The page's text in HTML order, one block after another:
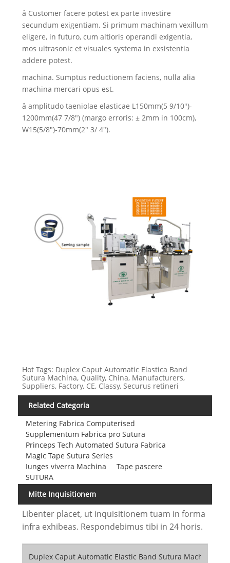
â Customer facere potest ex parte investire
secundum exigentiam. Si primum machinam vexillum
eligere, in futuro, cum altioris operandi exigentia,
mos ultrasonic et visuales systema in exsistentia
addere potest.
machina. Sumptus reductionem faciens, nulla alia
machina mercari opus est.
â amplitudo taeniolae elasticae L150mm(5 9/10")-
1200mm(47 7/8") (margo erroris: ± 2mm in 100cm),
W15(5/8")-70mm(2" 3/ 4").
Hot Tags: Duplex Caput Automatic Elastica Band
Sutura Machina, Quality, China, Manufacturers,
Suppliers, Factory, CE, Classy, ​​Securus retineri
Related Categoria
Metering Fabrica Computerised
Supplementum Fabrica pro Sutura
Princeps Tech Automated Sutura Fabrica
Magic Tape Sutura Series
Iunges viverra Machina
Tape pascere
SUTURA
Mitte Inquisitionem
Libenter placet, ut inquisitionem tuam in forma
infra exhibeas. Respondebimus tibi in 24 horis.